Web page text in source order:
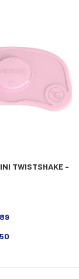
TWISTSHAKE -